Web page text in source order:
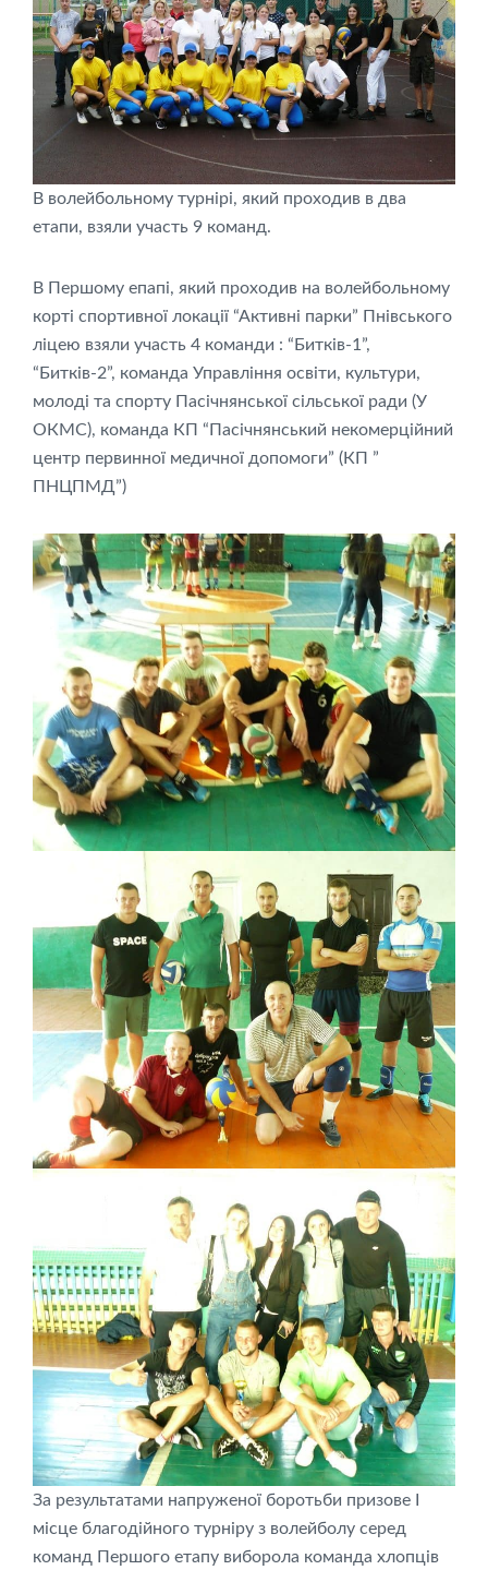
В волейбольному турнірі, який проходив в два
етапи, взяли участь 9 команд.
В Першому епапі, який проходив на волейбольному
корті спортивної локації “Активні парки” Пнівського
ліцею взяли участь 4 команди : “Битків-1”,
“Битків-2”, команда Управління освіти, культури,
молоді та спорту Пасічнянської сільської ради (У
ОКМС), команда КП “Пасічнянський некомерційний
центр первинної медичної допомоги” (КП ”
ПНЦПМД”)
За результатами напруженої боротьби призове І
місце благодійного турніру з волейболу серед
команд Першого етапу виборола команда хлопців